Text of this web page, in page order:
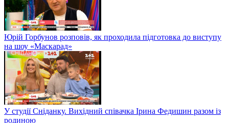
Юрій Горбунов розповів, як проходила підготовка до виступу
на шоу «Маскарад»
У студії Сніданку. Вихідний співачка Ірина Федишин разом із
родиною